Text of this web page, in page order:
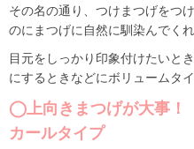
その名の通り、つけまつげをつ
のにまつげに自然に馴染んでく
目元をしっかり印象付けたいと
にするときなどにボリュームタ
◯上向きまつげが大事！
カールタイプ